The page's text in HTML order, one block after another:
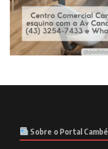
Sobre o Portal Cambé